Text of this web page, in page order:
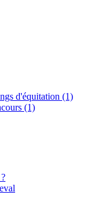
d'équitation (1)
(1)